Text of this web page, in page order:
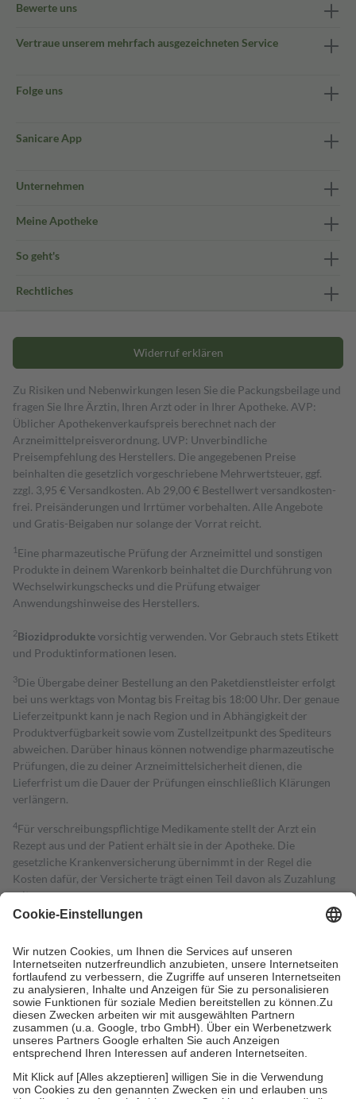
Bewerte uns
Vertraue unserem mehrfach ausgezeichneten Service
Folge uns
Sanicare App
Unternehmen
Meine Apotheke
So geht's
Rechtliches
Widerruf erklären
Zu Risiken und Nebenwirkungen lesen Sie die Packungsbeilage und
fragen Sie Ihre Ärztin, Ihren Arzt oder in Ihrer Apotheke. AVP:
Üblicher Apothekenverkaufspreis berechnet nach der
Arzneimittelpreisverordnung. UVP: Unverbindliche
Preisempfehlung des Herstellers. Die angegebenen Preise
beinhalten die gesetzlich vorgeschriebene Mehrwertsteuer, ggf.
zzgl. 3,95 € Versandkosten. Ab 29,00 € Bestell­wert versand­kosten­
frei. Preisänderungen und Irrtümer vorbehalten. Alle Angebote
und Gratis-Beigaben nur solange der Vorrat reicht.
1 Eine pharmazeutische Prüfung der Arzneimittel und sonstigen
Produkte in deinem Warenkorb beinhaltet die Durchführung von
Wechselwirkungschecks und die Prüfung etwaiger
Anwendungshinweise des Herstellers.
2Biozidproduktevorsichtig verwenden. Vor Gebrauch stets Etikett
und Produktinformationen lesen.
3Die Übergabe deiner Bestellung an den Paketdienstleister erfolgt
bei uns werktags von Montag bis Freitag bis 18:00 Uhr. Der genaue
Lieferzeitpunkt kann je nach Region und in Abhängigkeit der
Produktverfügbarkeit sowie vom Zustellzeitpunkt des Spediteurs
abweichen. Darüber hinaus können notwendige pharmazeutische
Prüfungen, die zu deiner Arzneimittelsicherheit dienen, die
Lieferfrist um die Dauer der Prüfungen einschließlich Klärungen
verlängern.
4Für verschreibungspflichtige Medikamente stellt der Arzt ein
Rezept aus und der Patient erhält sie in der Apotheke. Die
gesetzliche Krankenversicherung übernimmt in der Regel die
Kosten dafür, der Versicherte trägt einen Teil davon als Zuzahlung
mit.
Grundsätzlich leisten Mitglieder Zuzahlungen in Höhe von zehn
höchstens zehn Euro.
Es sind jedoch nie mehr als die tatsächlichen
Kosten der Leistung zu entrichten.
Diese Regeln gelten grundsätzlich auch für Online-Apotheken.
Bei Heilmitteln und häuslicher Krankenpflege beträgt die
Zuzahlung zehn Prozent der Kosten sowie zehn Euro je
Verordnung.
Um das Engagement der Versicherten für ihre eigene Gesundheit zu
stärken und die besondere Stellung der Familie zu unterstützen,
fallenkeine Zuzahlungenan bei:
• Kindern und Jugendlichen bis zum vollendeten 18. Lebensjahr